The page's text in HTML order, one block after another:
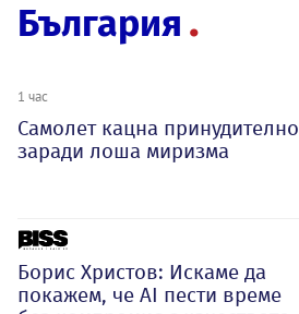
България
1 час
Самолет кацна принудително
заради лоша миризма
Борис Христов: Искаме да
покажем, че АI пести време